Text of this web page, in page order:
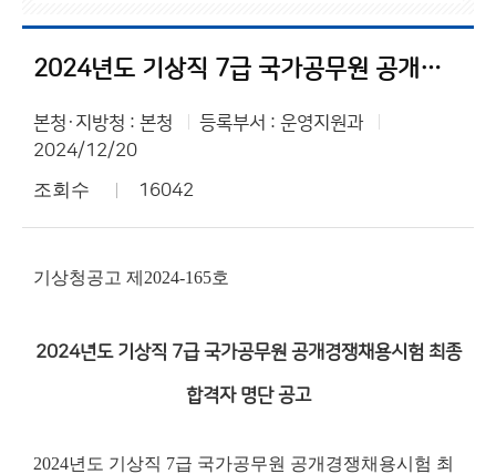
2024년도 기상직 7급 국가공무원 공개경쟁채용시험 최종합격자 명단 공고
본청·지방청 : 본청
등록부서 : 운영지원과
2024/12/20
조회수 16042
기상청공고 제2024-165호
2024년도 기상직 7급 국가공무원 공개경쟁채용시험 최종
합격자 명단 공고
2024년도 기상직 7급 국가공무원 공개경쟁채용시험 최